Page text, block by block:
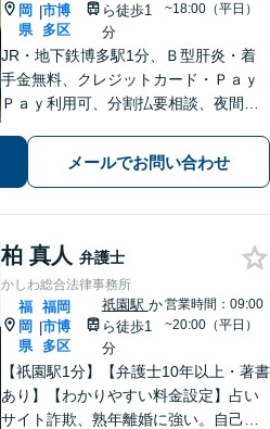
岡
県
|市博
多区
ら徒歩1
分
~18:00（平日）
JR・地下鉄博多駅1分、Ｂ型肝炎・着
手金無料、クレジットカード・Ｐａｙ
Ｐａｙ利用可、分割払要相談、夜間・
1年。インターネット問題、医療、離
婚、相続、後見、交通事故、借金、労
メールでお問い合わせ
柏 真人 弁護士
かしわ総合法律事務所
福
岡
県
|
福岡
市博
多区
祇園駅 か
ら徒歩1
分
営業時間：09:00
~20:00（平日）
【祇園駅1分】【弁護士10年以上・著書
あり】【わかりやすい料金設定】占い
サイト詐欺、熟年離婚に強い。自己破